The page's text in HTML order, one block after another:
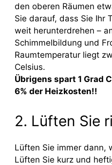
den oberen Räumen
Sie darauf, dass Sie Ihr
weit herunterdrehen –
Schimmelbildung und
Raumtemperatur liegt
Celsius.
Übrigens spart 1 Grad
6% der Heizkosten!!
2. Lüften Sie
Lüften Sie immer dann,
Lüften Sie kurz und